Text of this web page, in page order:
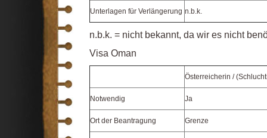
Unterlagen für Verlängerung n.b.k.
n.b.k. = nicht bekannt, da wir es nicht
Visa Oman
Österreicherin /
Notwendig Ja
Ort der Beantragung Grenze